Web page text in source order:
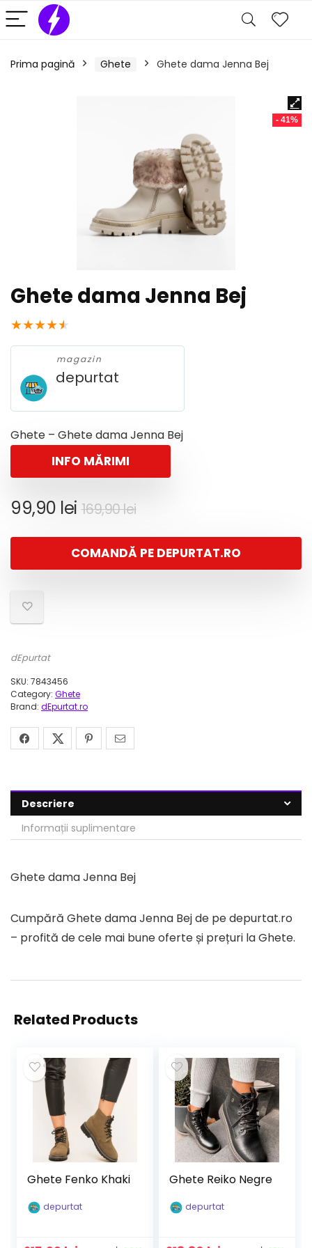
Prima pagină Ghete Ghete dama Jenna Bej
- 41%
Ghete dama Jenna Bej
★★★★★
magazin
depurtat
Ghete – Ghete dama Jenna Bej
INFO MĂRIMI
169,90leiPrețul
a
fost:
99,90 lei
Prețul
este:
99,90 lei.
COMANDĂ PE DEPURTAT.RO
dEpurtat
SKU: 7843456
Category: Ghete
Brand: dEpurtat.ro
Descriere
Informații suplimentare
Ghete dama Jenna Bej
Cumpără Ghete dama Jenna Bej de pe depurtat.ro
– profită de cele mai bune oferte și prețuri la Ghete.
Related Products
Ghete Fenko Khaki
depurtat
Ghete Reiko Negre
depurtat